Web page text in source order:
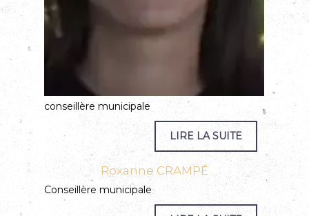
conseillère municipale
Roxanne CRAMPÉ
Conseillère municipale